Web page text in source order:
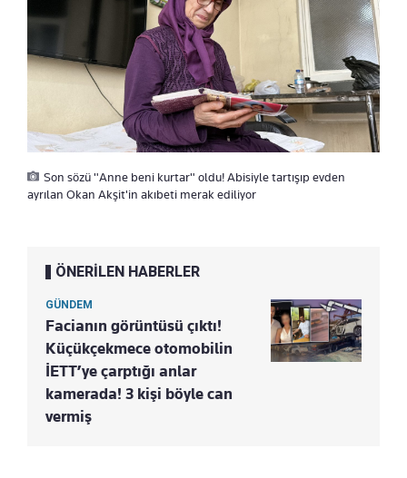
Son sözü "Anne beni kurtar" oldu! Abisiyle tartışıp evden
ayrılan Okan Akşit'in akıbeti merak ediliyor
ÖNERİLEN HABERLER
GÜNDEM
Facianın görüntüsü çıktı!
Küçükçekmece otomobilin
İETT’ye çarptığı anlar
kamerada! 3 kişi böyle can
vermiş